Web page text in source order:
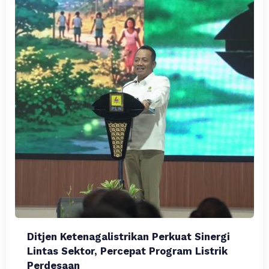
Ditjen Ketenagalistrikan Perkuat Sinergi
Lintas Sektor, Percepat Program Listrik
Perdesaan